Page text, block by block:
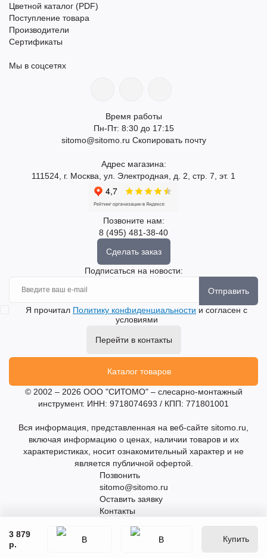
3 879
р.
Купить
Цветной каталог (PDF)
Поступление товара
Производители
Сертификаты
Мы в соцсетях
Время работы
Пн-Пт: 8:30 до 17:15
sitomo@sitomo.ru Скопировать почту
Адрес магазина:
111524, г. Москва, ул. Электродная, д. 2, стр. 7, эт. 1
Позвоните нам:
8 (495) 481-38-40
Сделать заказ
Подписаться на новости:
Отправить
Я прочитал Политику конфиденциальности и согласен с
условиями
Перейти в контакты
Каталог товаров
© 2002 – 2026 ООО "СИТОМО" – слесарно-монтажный
инструмент. ИНН: 9718074693 / КПП: 771801001
Вся информация, представленная на веб-сайте sitomo.ru,
включая информацию о ценах, наличии товаров и их
характеристиках, носит ознакомительный характер и не
является публичной офертой.
Позвонить
sitomo@sitomo.ru
Оставить заявку
Контакты